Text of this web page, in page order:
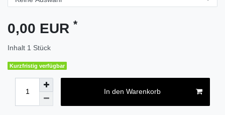
0,00 EUR *
Inhalt 1 Stück
Kurzfristig verfügbar
In den Warenkorb